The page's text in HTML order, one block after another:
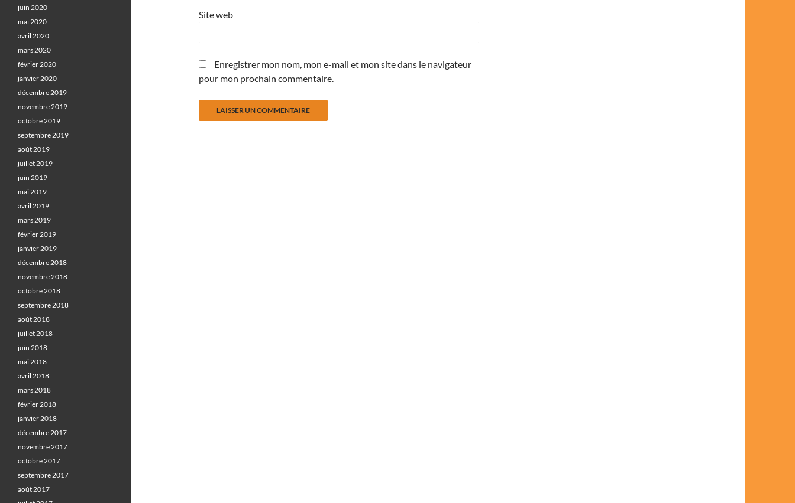
Site web
Enregistrer mon nom, mon e-mail et mon site dans le navigateur
pour mon prochain commentaire.
juin 2020
mai 2020
avril 2020
mars 2020
février 2020
janvier 2020
décembre 2019
novembre 2019
octobre 2019
septembre 2019
août 2019
juillet 2019
juin 2019
mai 2019
avril 2019
mars 2019
février 2019
janvier 2019
décembre 2018
novembre 2018
octobre 2018
septembre 2018
août 2018
juillet 2018
juin 2018
mai 2018
avril 2018
mars 2018
février 2018
janvier 2018
décembre 2017
novembre 2017
octobre 2017
septembre 2017
août 2017